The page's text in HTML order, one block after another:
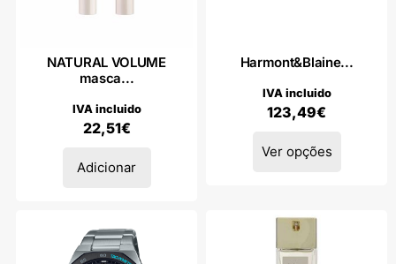
NATURAL VOLUME
masca...
22,51€
IVA incluido
Adicionar
Harmont&Blaine...
123,49€
IVA incluido
Ver opções